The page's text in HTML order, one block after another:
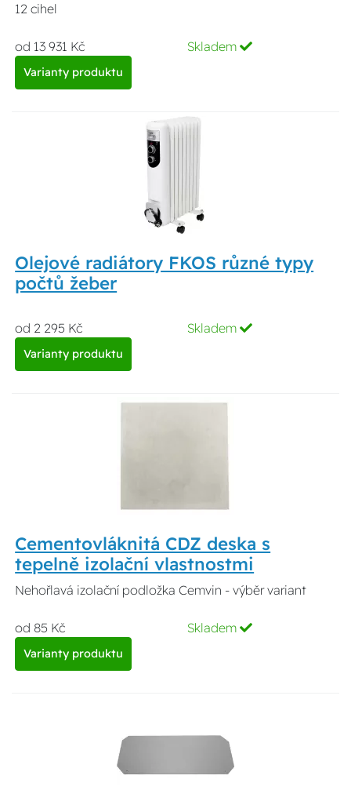
12 cihel
od 13 931 Kč Skladem
Varianty produktu
Olejové radiátory FKOS různé typy
počtů žeber
od 2 295 Kč Skladem
Varianty produktu
Cementovláknitá CDZ deska s
tepelně izolační vlastnostmi
Nehořlavá izolační podložka Cemvin - výběr variant
od 85 Kč Skladem
Varianty produktu